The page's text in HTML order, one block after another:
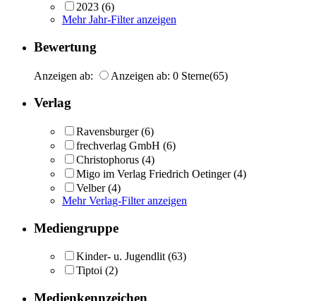
2023 (6)
Mehr Jahr-Filter anzeigen
Bewertung
Anzeigen ab: Anzeigen ab: 0 Sterne(65)
Verlag
Ravensburger (6)
frechverlag GmbH (6)
Christophorus (4)
Migo im Verlag Friedrich Oetinger (4)
Velber (4)
Mehr Verlag-Filter anzeigen
Mediengruppe
Kinder- u. Jugendlit (63)
Tiptoi (2)
Medienkennzeichen